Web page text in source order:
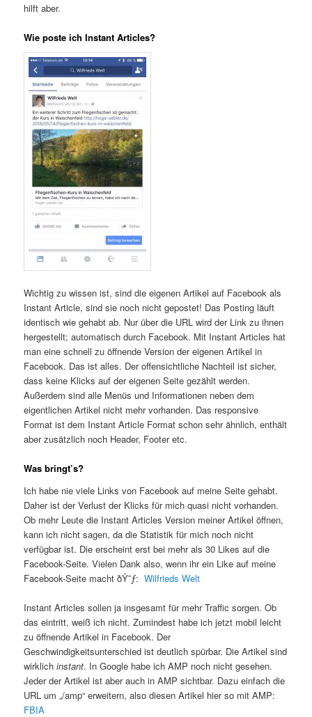
hilft aber.
Wie poste ich Instant Articles?
Wichtig zu wissen ist, sind die eigenen Artikel auf Facebook als
Instant Article, sind sie noch nicht gepostet! Das Posting läuft
identisch wie gehabt ab. Nur über die URL wird der Link zu ihnen
hergestellt; automatisch durch Facebook. Mit Instant Articles hat
man eine schnell zu öffnende Version der eigenen Artikel in
Facebook. Das ist alles. Der offensichtliche Nachteil ist sicher,
dass keine Klicks auf der eigenen Seite gezählt werden.
Außerdem sind alle Menüs und Informationen neben dem
eigentlichen Artikel nicht mehr vorhanden. Das responsive
Format ist dem Instant Article Format schon sehr ähnlich, enthält
aber zusätzlich noch Header, Footer etc.
Was bringt’s?
Ich habe nie viele Links von Facebook auf meine Seite gehabt.
Daher ist der Verlust der Klicks für mich quasi nicht vorhanden.
Ob mehr Leute die Instant Articles Version meiner Artikel öffnen,
kann ich nicht sagen, da die Statistik für mich noch nicht
verfügbar ist. Die erscheint erst bei mehr als 30 Likes auf die
Facebook-Seite. Vielen Dank also, wenn ihr ein Like auf meine
Facebook-Seite macht ðŸ˜ƒ:Wilfrieds Welt
Instant Articles sollen ja insgesamt für mehr Traffic sorgen. Ob
das eintritt, weiß ich nicht. Zumindest habe ich jetzt mobil leicht
zu öffnende Artikel in Facebook. Der
Geschwindigkeitsunterschied ist deutlich spürbar. Die Artikel sind
wirklichinstant. In Google habe ich AMP noch nicht gesehen.
Jeder der Artikel ist aber auch in AMP sichtbar. Dazu einfach die
URL um „/amp“ erweitern, also diesen Artikel hier so mit AMP:
FBIA